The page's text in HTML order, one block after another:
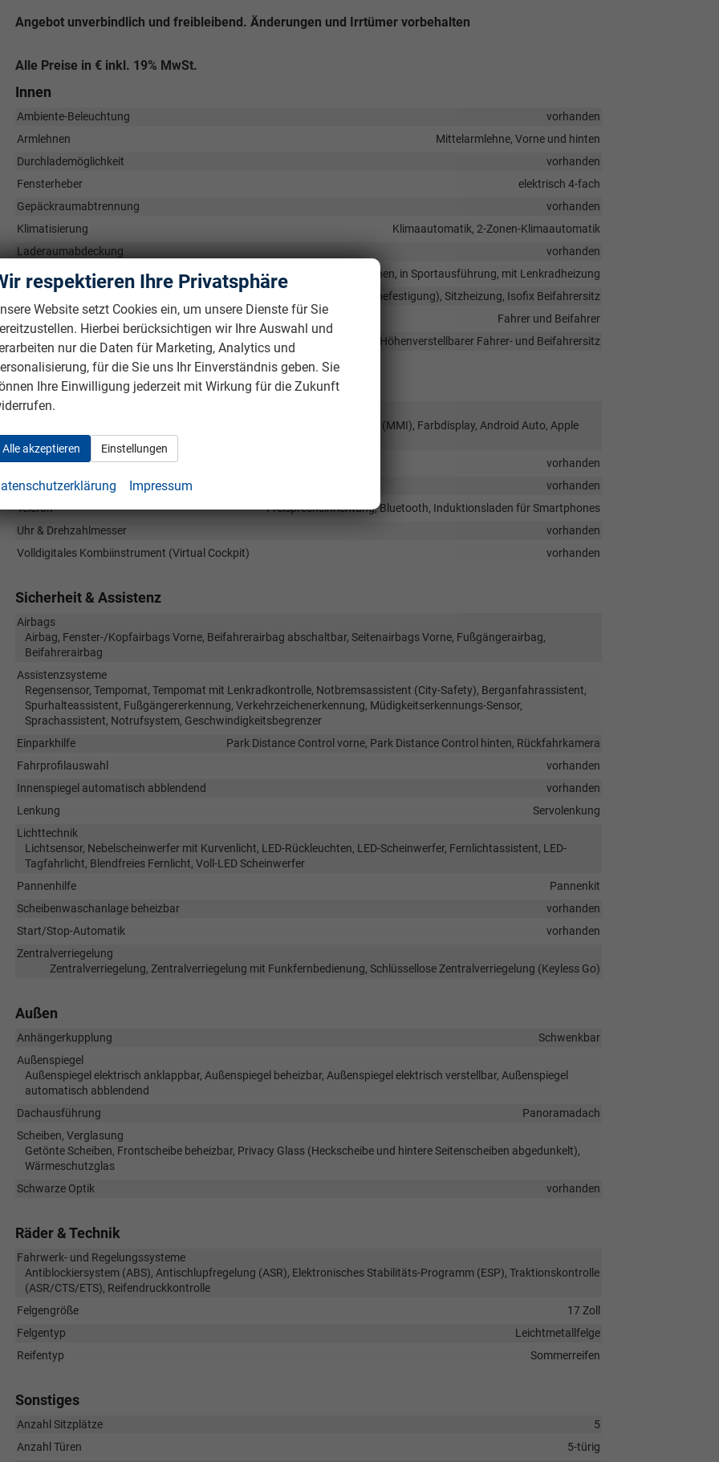
Angebot unverbindlich und freibleibend. Änderungen und Irrtümer vorbehalten
Alle Preise in € inkl. 19% MwSt.
Innen
Ambiente-Beleuchtung
vorhanden
Armlehnen
Mittelarmlehne, Vorne und hinten
Durchlademöglichkeit
vorhanden
Fensterheber
elektrisch 4-fach
Gepäckraumabtrennung
vorhanden
Klimatisierung
Klimaautomatik, 2-Zonen-Klimaautomatik
Laderaumabdeckung
vorhanden
in Leder, höhenverstellbar, mit Multifunktionen, in Sportausführung, mit Lenkradheizung
Isofix (Kindersitzbefestigung), Sitzheizung, Isofix Beifahrersitz
Fahrer und Beifahrer
Sitze: Verstellbarkeit
Höhenverstellbarer Fahrer- und Beifahrersitz
Infotainment & Kommunikation
Audioanlage
Soundsystem, Schnittstelle USB, Digitalradio DAB, Multi-Media-Interface (MMI), Farbdisplay, Android Auto, Apple
CarPlay, Touchscreen
Außentemperaturanzeige
vorhanden
Bordcomputer
vorhanden
Telefon
Freisprecheinrichtung, Bluetooth, Induktionsladen für Smartphones
Uhr & Drehzahlmesser
vorhanden
Volldigitales Kombiinstrument (Virtual Cockpit)
vorhanden
Sicherheit & Assistenz
Airbags
Airbag, Fenster-/Kopfairbags Vorne, Beifahrerairbag abschaltbar, Seitenairbags Vorne, Fußgängerairbag,
Beifahrerairbag
Assistenzsysteme
Regensensor, Tempomat, Tempomat mit Lenkradkontrolle, Notbremsassistent (City-Safety), Berganfahrassistent,
Spurhalteassistent, Fußgängererkennung, Verkehrzeichenerkennung, Müdigkeitserkennungs-Sensor,
Sprachassistent, Notrufsystem, Geschwindigkeitsbegrenzer
Einparkhilfe
Park Distance Control vorne, Park Distance Control hinten, Rückfahrkamera
Fahrprofilauswahl
vorhanden
Innenspiegel automatisch abblendend
vorhanden
Lenkung
Servolenkung
Lichttechnik
Lichtsensor, Nebelscheinwerfer mit Kurvenlicht, LED-Rückleuchten, LED-Scheinwerfer, Fernlichtassistent, LED-
Tagfahrlicht, Blendfreies Fernlicht, Voll-LED Scheinwerfer
Pannenhilfe
Pannenkit
Scheibenwaschanlage beheizbar
vorhanden
Start/Stop-Automatik
vorhanden
Zentralverriegelung
Zentralverriegelung, Zentralverriegelung mit Funkfernbedienung, Schlüssellose Zentralverriegelung (Keyless Go)
Außen
Anhängerkupplung
Schwenkbar
Außenspiegel
Außenspiegel elektrisch anklappbar, Außenspiegel beheizbar, Außenspiegel elektrisch verstellbar, Außenspiegel
automatisch abblendend
Dachausführung
Panoramadach
Scheiben, Verglasung
Getönte Scheiben, Frontscheibe beheizbar, Privacy Glass (Heckscheibe und hintere Seitenscheiben abgedunkelt),
Wärmeschutzglas
Schwarze Optik
vorhanden
Räder & Technik
Fahrwerk- und Regelungssysteme
Antiblockiersystem (ABS), Antischlupfregelung (ASR), Elektronisches Stabilitäts-Programm (ESP), Traktionskontrolle
(ASR/CTS/ETS), Reifendruckkontrolle
Felgengröße
17 Zoll
Felgentyp
Leichtmetallfelge
Reifentyp
Sommerreifen
Sonstiges
Anzahl Sitzplätze
5
Anzahl Türen
5-türig
respektieren Ihre Privatsphäre
Website setzt Cookies ein, um unsere Dienste für Sie
Hierbei berücksichtigen wir Ihre Auswahl und
nur die Daten für Marketing, Analytics und
für die Sie uns Ihr Einverständnis geben. Sie
Ihre Einwilligung jederzeit mit Wirkung für die Zukunft
Alle akzeptieren Einstellungen
Impressum